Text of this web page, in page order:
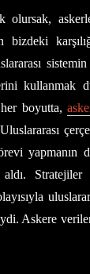
olursak,
kullanmak
boyutta,
yapmanın
Stratejiler
Askere